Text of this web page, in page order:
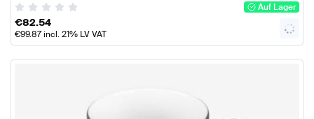
Auf Lager
€82.54
€99.87incl. 21% LV VAT